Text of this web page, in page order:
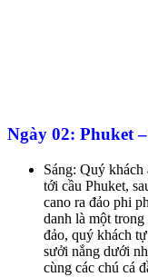
Ngày 02: Phuket
Sáng: Quý khách
tới cầu Phuket,
cano ra đảo phi
danh là một
đảo, quý khách
sưởi nắng dưới
cùng các chú cá